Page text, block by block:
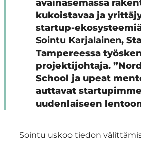
avainasemassa
kukoistavaa ja
startup-
Sointu Karjalainen,
Tampereessa
projektijohtaja.
School ja upeat
auttavat
uudenlaiseen
Sointu uskoo tiedon